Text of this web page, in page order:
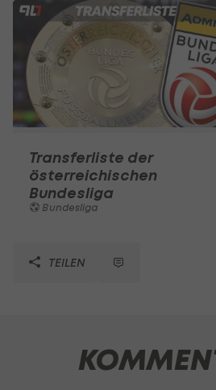
Transferliste der
österreichischen
Bundesliga
Bundesliga
TEILEN